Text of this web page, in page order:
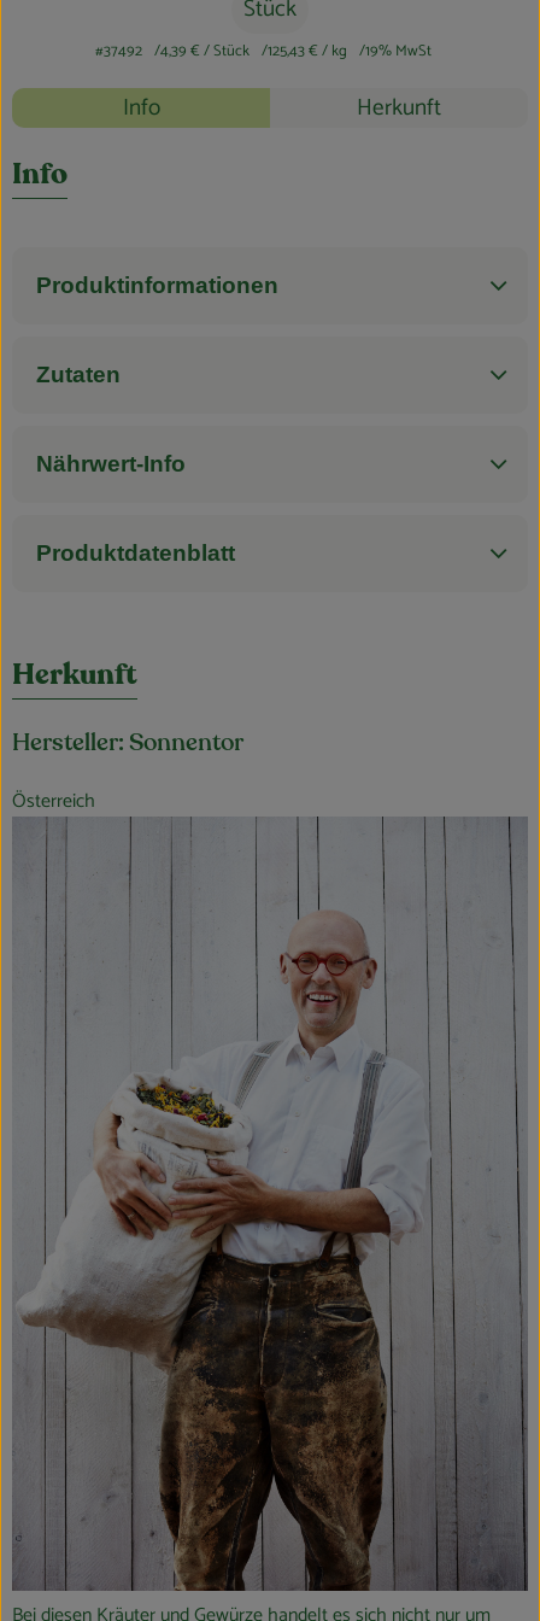
Stück
#37492 4,39 €/ Stück 125,43 €/ kg 19% MwSt
Rezepte
Info Herkunft
Info
Produktinformationen
Zutaten
Nährwert-Info
Produktdatenblatt
Herkunft
Hersteller: Sonnentor
Österreich